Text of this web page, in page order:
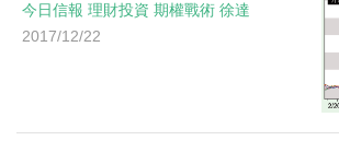
今日信報 理財投資 期權戰術 徐達
2017/12/22